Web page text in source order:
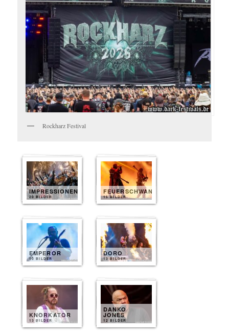
Rockharz Festival
IMPRESSIONEN
20 BILDER
FEUERSCHWANZ
15 BILDER
EMPEROR
10 BILDER
DORO
13 BILDER
KNORKATOR
13 BILDER
DANKO
JONES
12 BILDER